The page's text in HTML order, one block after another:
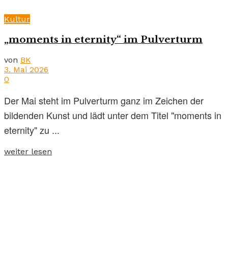
Kultur
„moments in eternity“ im Pulverturm
von BK
3. Mai 2026
0
Der Mai steht im Pulverturm ganz im Zeichen der
bildenden Kunst und lädt unter dem Titel "moments in
eternity" zu ...
weiter lesen